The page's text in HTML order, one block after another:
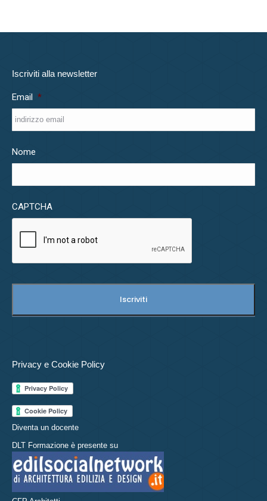
Iscriviti alla newsletter
Email *
Nome
CAPTCHA
Privacy e Cookie Policy
Diventa un docente
DLT Formazione è presente su